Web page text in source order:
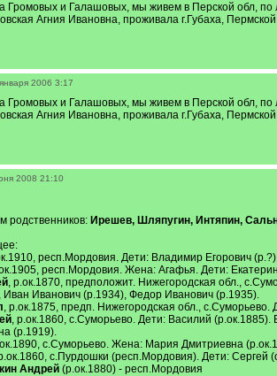
Громовых и Галашовых, мы живем в Перской обл,
Агния Ивановна, проживала г.Губаха,
2006 3:17
Громовых и Галашовых, мы живем в Перской обл,
Агния Ивановна, проживала г.Губаха,
2008 21:10
родственников: Ирешев, Шляпугин, Интяпин,
респ.Мордовия. Дети: Владимир Егорович
респ.Мордовия. Жена: Агафья. Дети:
, р.ок.1870, предположит. Нижегородская обл.,
Иван Иванович (р.1934), Федор Иванович (р.1935).
, р.ок.1875, предп. Нижегородская обл.,
, р.ок.1860, с.Суморьево. Дети: Василий
(р.1919).
с.Суморьево. Жена: Мария Дмитриевна
с.Пурдошки (респ.Мордовия). Дети: Сергей
Андрей(р.ок.1880) - респ.Мордовия